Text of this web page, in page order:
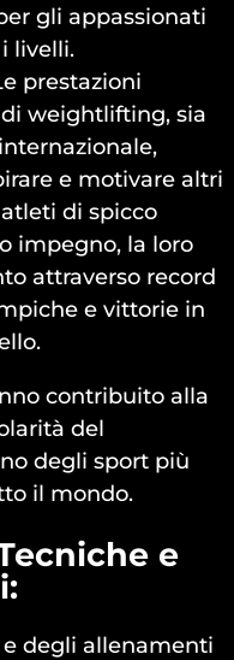
gli appassionati
livelli.
prestazioni
weightlifting, sia
e motivare altri
di spicco
impegno, la loro
attraverso record
e vittorie in
contribuito alla
del
degli sport più
il mondo.
e
e degli allenamenti